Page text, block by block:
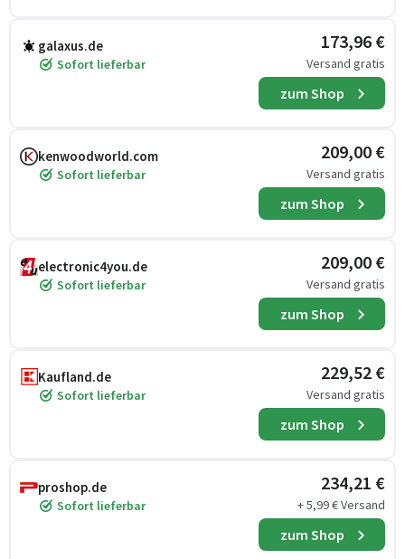
galaxus.de
Sofort lieferbar
173,96 €
Versand gratis
zum Shop
kenwoodworld.com
Sofort lieferbar
209,00 €
Versand gratis
zum Shop
electronic4you.de
Sofort lieferbar
209,00 €
Versand gratis
zum Shop
Kaufland.de
Sofort lieferbar
229,52 €
Versand gratis
zum Shop
proshop.de
Sofort lieferbar
234,21 €
+ 5,99 € Versand
zum Shop